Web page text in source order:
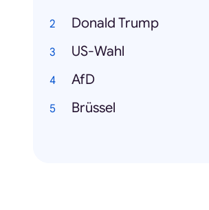
Donald Trump
US-Wahl
AfD
Brüssel